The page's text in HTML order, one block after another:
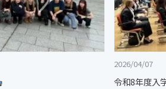
2026/04/07
令和8年度入